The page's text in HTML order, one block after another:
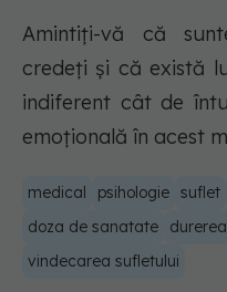
Amintiți-vă că
credeți și că există
indiferent cât de
emoțională în acest
medical psihologie suflet
doza de sanatate
vindecarea sufletului